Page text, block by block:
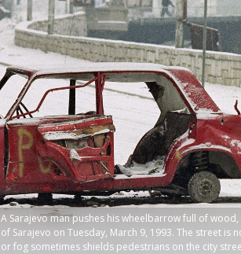
A Sarajevo man pushes his wheelbarrow full of
of Sarajevo on Tuesday, March 9, 1993. The street
or fog sometimes shields pedestrians on the city